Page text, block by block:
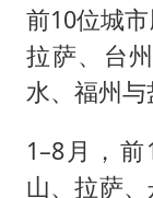
前10位城
拉萨、台
水、福州与
1–8月，
山、拉萨